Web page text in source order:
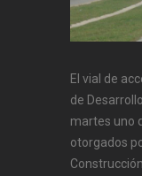
El vial de
de
martes uno
otorgados